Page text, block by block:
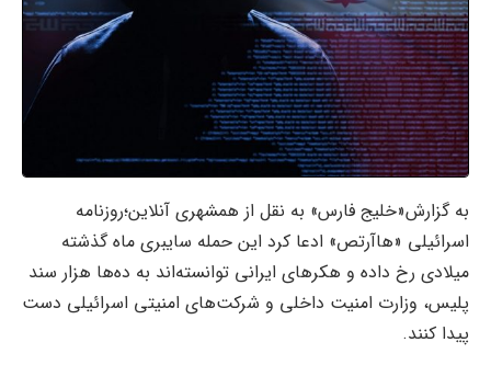
به گزارش«خلیج فارس» به نقل از همشهری آنلاین؛روزنامه
اسرائیلی «هاآرتص» ادعا کرد این حمله سایبری ماه گذشته
میلادی رخ داده و هکرهای ایرانی توانسته‌اند به ده‌ها هزار سند
پلیس، وزارت امنیت داخلی و شرکت‌های امنیتی اسرائیلی دست
پیدا کنند.